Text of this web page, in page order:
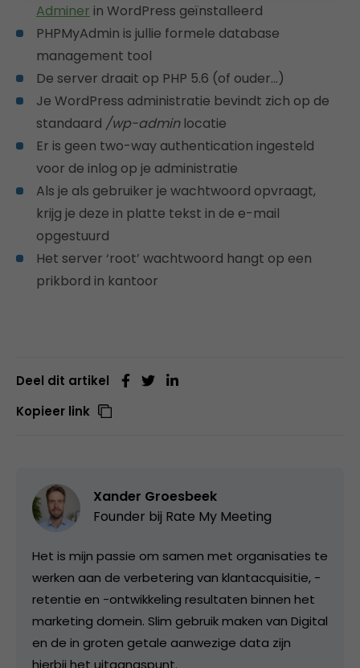
Adminer in WordPress geïnstalleerd
PHPMyAdmin is jullie formele database
management tool
De server draait op PHP 5.6 (of ouder…)
Je WordPress administratie bevindt zich op de
standaard /wp-adminlocatie
Er is geen two-way authentication ingesteld
voor de inlog op je administratie
Als je als gebruiker je wachtwoord opvraagt,
krijg je deze in platte tekst in de e-mail
opgestuurd
Het server ‘root’ wachtwoord hangt op een
prikbord in kantoor
Deel dit artikel
Kopieer link
Xander Groesbeek
Founder bij Rate My Meeting
Het is mijn passie om samen met organisaties te
werken aan de verbetering van klantacquisitie, -
retentie en -ontwikkeling resultaten binnen het
marketing domein. Slim gebruik maken van Digital
en de in groten getale aanwezige data zijn
hierbij het uitgangspunt.